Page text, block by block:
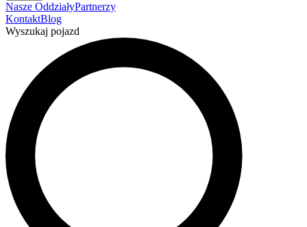
Nasze OddziałyPartnerzy
KontaktBlog
Wyszukaj pojazd